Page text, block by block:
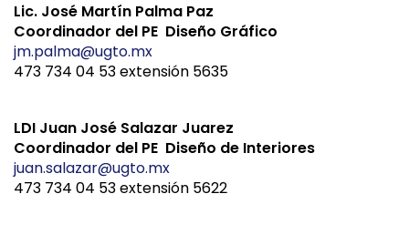
Lic. José Martín Palma Paz
Coordinador del PE Diseño Gráfico
jm.palma@ugto.mx
473 734 04 53 extensión 5635
LDI Juan José Salazar Juarez
Coordinador del PE Diseño de Interiores
juan.salazar@ugto.mx
473 734 04 53 extensión 5622